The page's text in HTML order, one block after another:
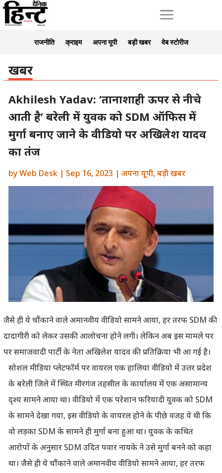
a
राजनीति क्राइम अपना यूपी बड़ी खबर वेब स्टोरीज
खबर
Akhilesh Yadav: ‘तानाशाही ऊपर से नीचे
आती है’ बरेली में युवक को SDM ऑफिस में
मुर्गा बनाए जाने के वीडियो पर अखिलेश यादव
का तंज
byWeb Desk| Sep 16, 2023 | अपना यूपी,बड़ी खबर
जैसे ही ये चौंकाने वाले अमानवीय वीडियो सामने आया, हर तरफ SDM की
दादागीरी को लेकर उसकी आलोचना होने लगी। लेकिन अब इस मामले पर
पर समाजवादी पार्टी के नेता अखिलेश यादव की प्रतिक्रिया भी आ गई है।
सोशल मीडिया प्लेटफॉर्म पर वायरल एक हालिया वीडियो में उत्तर प्रदेश
के बरेली जिले में स्थित मीरगंज तहसील के कार्यालय में एक असामान्य
दृश्य सामने आया था। वीडियो में एक परेशान फरियादी युवक को SDM
के सामने देखा गया, इस वीडियो के वायरल होने के पीछे वजह ये थी कि
वो लड़का SDM के सामने ही मुर्गा बना हुआ था। युवक के कथित
आरोपों के अनुसार SDM उदित पवार नायके ने उसे मुर्गा बनने को कहा
था। जैसे ही ये चौंकाने वाले अमानवीय वीडियो सामने आया, हर तरफ